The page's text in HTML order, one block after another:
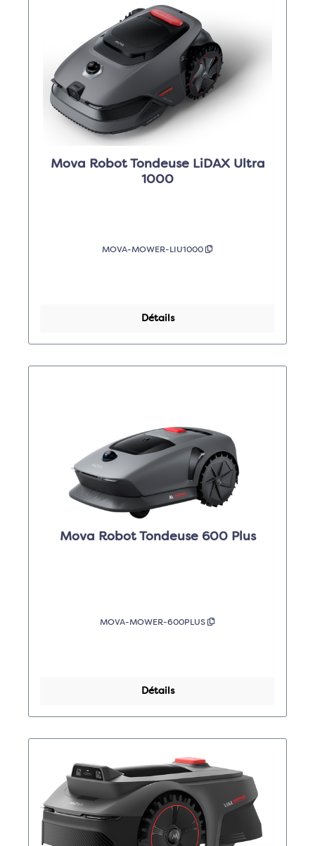
Mova Robot Tondeuse LiDAX Ultra
1000
MOVA-MOWER-LIU1000
Détails
Mova Robot Tondeuse 600 Plus
MOVA-MOWER-600PLUS
Détails